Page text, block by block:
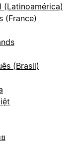
(Latinoamérica)
(France)
(Brasil)